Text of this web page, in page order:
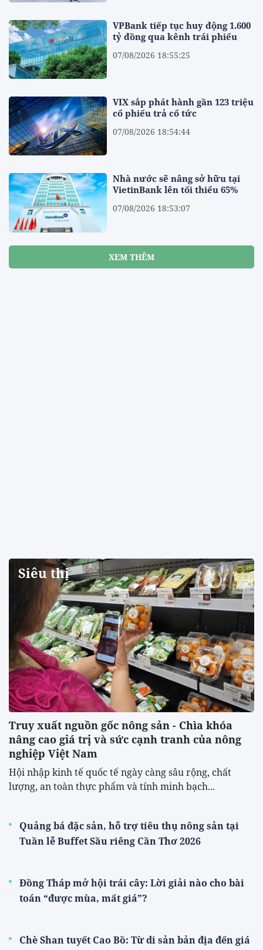
VPBank tiếp tục huy động 1.600
tỷ đồng qua kênh trái phiếu
07/08/2026 18:55:25
VIX sắp phát hành gần 123 triệu
cổ phiếu trả cổ tức
07/08/2026 18:54:44
Nhà nước sẽ nâng sở hữu tại
VietinBank lên tối thiểu 65%
07/08/2026 18:53:07
XEM THÊM
Siêu thị
Truy xuất nguồn gốc nông sản - Chìa khóa
nâng cao giá trị và sức cạnh tranh của nông
nghiệp Việt Nam
Hội nhập kinh tế quốc tế ngày càng sâu rộng, chất
lượng, an toàn thực phẩm và tính minh bạch...
Quảng bá đặc sản, hỗ trợ tiêu thụ nông sản tại
Tuần lễ Buffet Sầu riêng Cần Thơ 2026
Đồng Tháp mở hội trái cây: Lời giải nào cho bài
toán “được mùa, mất giá”?
Chè Shan tuyết Cao Bồ: Từ di sản bản địa đến giá